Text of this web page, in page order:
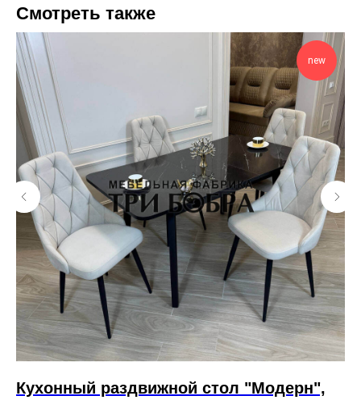
Смотреть также
new
Кухонный раздвижной стол "Модерн",